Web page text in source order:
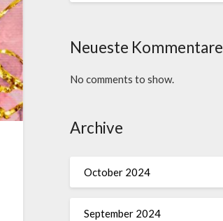
Neueste Kommentare
No comments to show.
Archive
October 2024
September 2024